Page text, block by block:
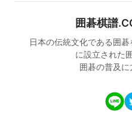
囲碁棋譜
日本の伝統文化である囲
に設立された
囲碁の普及に